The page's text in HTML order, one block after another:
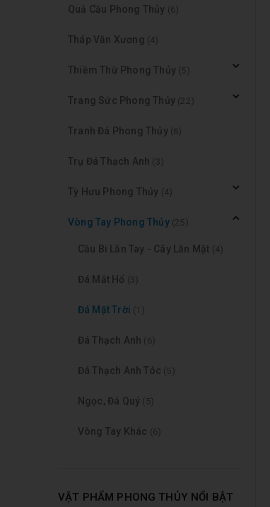
Quả Cầu Phong Thủy (6)
Tháp Văn Xương (4)
Thiềm Thừ Phong Thủy (5)
Trang Sức Phong Thủy (22)
Tranh Đá Phong Thủy (6)
Trụ Đá Thạch Anh (3)
Tỳ Hưu Phong Thủy (4)
Vòng Tay Phong Thủy (25)
Cầu Bi Lăn Tay - Cây Lăn Mặt (4)
Đá Mắt Hổ (3)
Đá Mặt Trời (1)
Đá Thạch Anh (6)
Đá Thạch Anh Tóc (5)
Ngọc, Đá Quý (5)
Vòng Tay Khác (6)
VẬT PHẨM PHONG THỦY NỔI BẬT